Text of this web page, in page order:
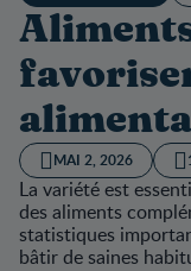
MAI 2, 2026
La variété est
des aliments
statistiques
bâtir de saines